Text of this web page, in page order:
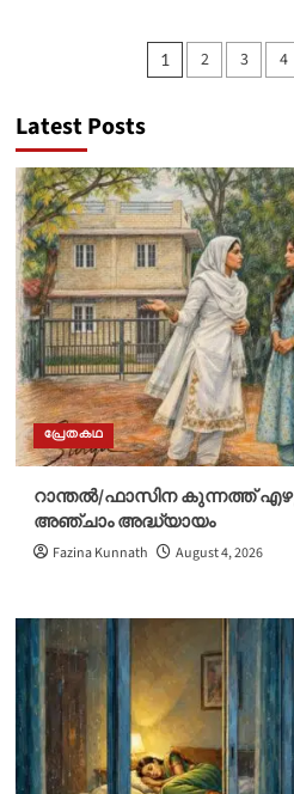
മഹാകവി
ചുള്ളിക്കാട്/
സർക്കസ്
Posts
1 2 3 4
Latest Posts
പ്രേതകഥ
റാന്തൽ/ഫാസിന കുന്നത്ത്
അഞ്ചാം അദ്ധ്യായം
Fazina Kunnath August 4, 2026